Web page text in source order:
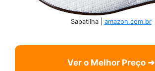
Sapatilha | amazon.com.br
Ver o Melhor Preço ➜